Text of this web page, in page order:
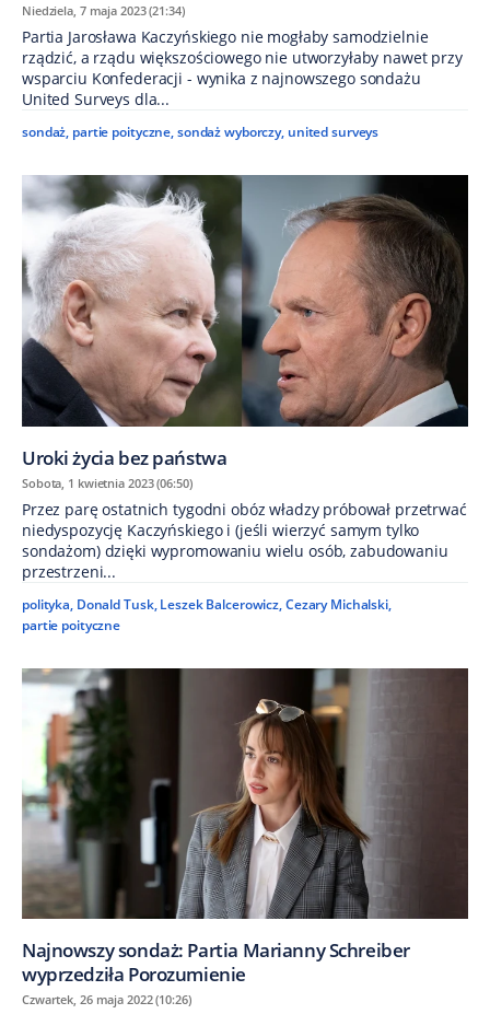
Niedziela, 7 maja 2023 (21:34)
Partia Jarosława Kaczyńskiego nie mogłaby samodzielnie
rządzić, a rządu większościowego nie utworzyłaby nawet przy
wsparciu Konfederacji - wynika z najnowszego sondażu
United Surveys dla...
sondaż, partie poityczne,sondaż wyborczy, united surveys
Uroki życia bez państwa
Sobota, 1 kwietnia 2023 (06:50)
Przez parę ostatnich tygodni obóz władzy próbował przetrwać
niedyspozycję Kaczyńskiego i (jeśli wierzyć samym tylko
sondażom) dzięki wypromowaniu wielu osób, zabudowaniu
przestrzeni...
polityka, Donald Tusk, Leszek Balcerowicz,Cezary Michalski,
partie poityczne
Najnowszy sondaż: Partia Marianny Schreiber
wyprzedziła Porozumienie
Czwartek, 26 maja 2022 (10:26)